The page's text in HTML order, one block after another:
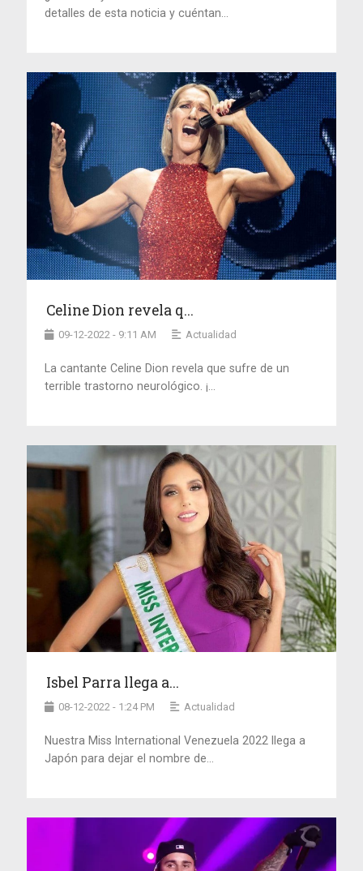
detalles de esta noticia y cuéntan...
Celine Dion revela q...
09-12-2022 - 9:11 AM Actualidad
La cantante Celine Dion revela que sufre de un
terrible trastorno neurológico. ¡...
Isbel Parra llega a...
08-12-2022 - 1:24 PM Actualidad
Nuestra Miss International Venezuela 2022 llega a
Japón para dejar el nombre de...